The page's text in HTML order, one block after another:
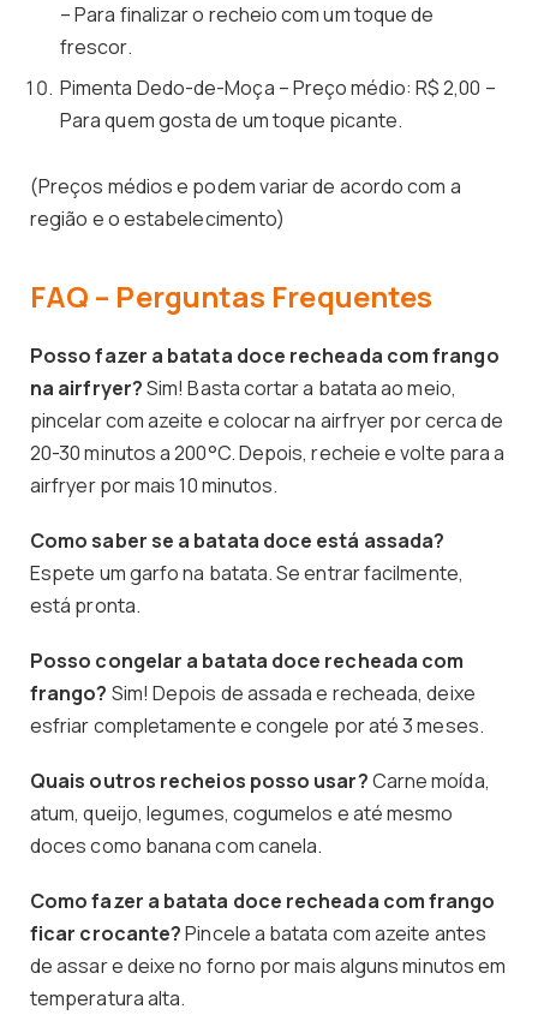
– Para finalizar o recheio com um toque de
frescor.
Pimenta Dedo-de-Moça – Preço médio: R$ 2,00 –
Para quem gosta de um toque picante.
(Preços médios e podem variar de acordo com a
região e o estabelecimento)
FAQ – Perguntas Frequentes
Posso fazer a batata doce recheada com frango
na airfryer?Sim! Basta cortar a batata ao meio,
pincelar com azeite e colocar na airfryer por cerca de
20-30 minutos a 200°C. Depois, recheie e volte para a
airfryer por mais 10 minutos.
Como saber se a batata doce está assada?
Espete um garfo na batata. Se entrar facilmente,
está pronta.
Posso congelar a batata doce recheada com
frango? Sim! Depois de assada e recheada, deixe
esfriar completamente e congele por até 3 meses.
Quais outros recheios posso usar?Carne moída,
atum, queijo, legumes, cogumelos e até mesmo
doces como banana com canela.
Como fazer a batata doce recheada com frango
ficar crocante?Pincele a batata com azeite antes
de assar e deixe no forno por mais alguns minutos em
temperatura alta.